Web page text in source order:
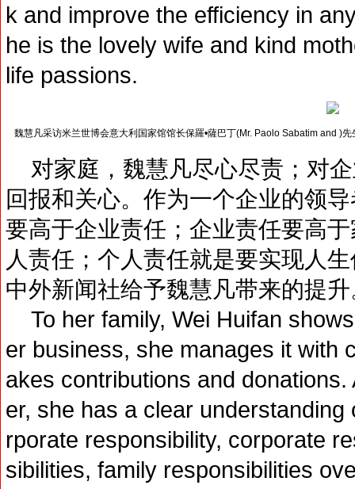
k and improve the efficiency in
he is the lovely wife and kind
life passions.
魏慧凡采访米兰世博会意大利国家馆馆长保羅•薩巴丁(Mr. Paolo Sabatim and )先
对家庭，魏慧凡尽心尽责；对
回报和关心。作为一个企业的领
要高于企业责任；企业责任要高
人责任；个人责任就是要实现人
中外新闻社给予魏慧凡带来的提
To her family, Wei Huifan
er business, she manages it with
akes contributions and
er, she has a clear
rporate responsibility, corporate
sibilities, family responsibilities